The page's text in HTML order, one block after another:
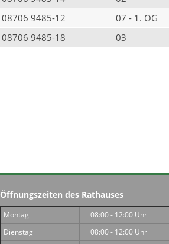
08706 9485-12 07 - 1. OG
08706 9485-18 03
Öffnungszeiten des Rathauses
Montag 08:00 - 12:00 Uhr
Dienstag
08:00 - 12:00 Uhr